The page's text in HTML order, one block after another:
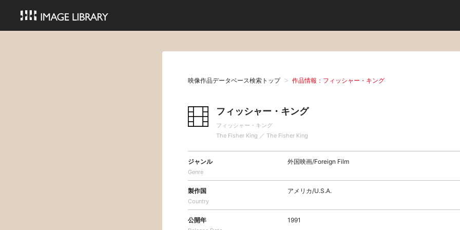
映像作品データベース検索トップ 作品情報：フィッシャー・キング
フィッシャー・キング
フィッシャー・キング
The Fisher King ／ The Fisher King
ジャンル
Genre
外国映画/Foreign Film
製作国
Country
アメリカ/U.S.A.
公開年 1991